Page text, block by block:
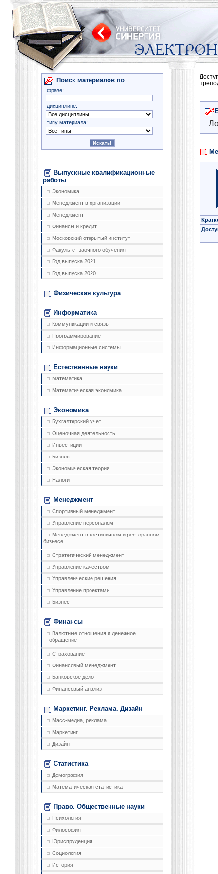
Поиск материалов по
фразе:
дисциплине:
типу материала:
Выпускные квалификационные
работы
Экономика
Менеджмент в организации
Менеджмент
Финансы и кредит
Московский открытый институт
Факультет заочного обучения
Год выпуска 2021
Год выпуска 2020
Физическая культура
Информатика
Коммуникации и связь
Программирование
Информационные системы
Естественные науки
Математика
Математическая экономика
Экономика
Бухгалтерский учет
Оценочная деятельность
Инвестиции
Бизнес
Экономическая теория
Налоги
Менеджмент
Спортивный менеджмент
Управление персоналом
Менеджмент в гостиничном и ресторанном
бизнесе
Стратегический менеджмент
Управление качеством
Управленческие решения
Управление проектами
Бизнес
Финансы
Валютные отношения и денежное
обращение
Страхование
Финансовый менеджмент
Банковское дело
Финансовый анализ
Маркетинг. Реклама. Дизайн
Масс-медиа, реклама
Маркетинг
Дизайн
Статистика
Демография
Математическая статистика
Право. Общественные науки
Психология
Философия
Юриспруденция
Социология
История